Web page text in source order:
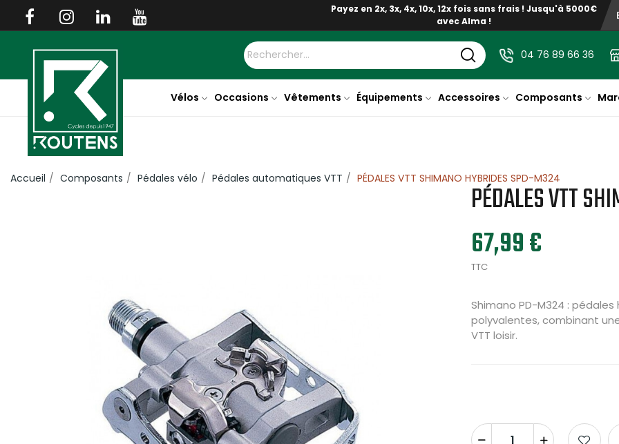
Payez en 2x, 3x, 4x, 10x, 12x fois sans frais ! Jusqu'à 5000€
avec Alma !
04 76 89 66 36
Vélos Occasions Vêtements Équipements Accessoires Composants
Accueil Composants Pédales vélo Pédales automatiques VTT PÉDALES VTT SHIMANO HYBRIDES SPD-M324
PÉDALES VTT
67,99 €
TTC
Shimano PD-M324 :
polyvalentes, combinant
VTT loisir.